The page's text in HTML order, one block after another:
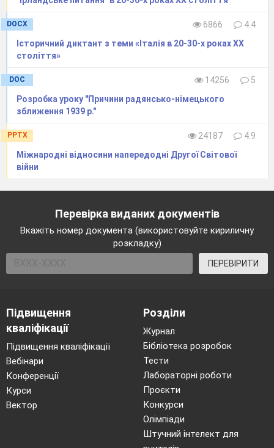
система
– система міжнародних
домовленостей, що визначала відносини у
світі після закінчення Першої світової війни.
Ким була установлена Версальсько-
Які договори становили правову основу
системи?
Жерменський, Нейіський, Тріанонський,
Севрський мирні договори та угоди,
дайте їм заголовки.
Досягнення
Суперечності
стабілізації.
Сприяла розрядці
післявоєнної
Оновила
Умови миру були
народів, що
призвело до
наростання
реваншистських
настроїв.
Не взято до уваги
реальні
можливості
переможених із
DOCX 6866
4.4
Історичний диктант з теми «Італія в 20-30-х роках ХХ
століття»
DOC 14256
5
Розробка уроку "Причини радянсько-німецького
зближення 1939 р."
PPTX 24187
4.9
Міжнародні відносини напередодні Другої Світової
війни
Перевірка виданих документів
Вкажіть номер документа (використовуйте кириличну
розкладку)
ПЕРЕВІРИТИ
Підвищення
кваліфікації
Підвищення кваліфікації
Вебінари
Конференції
Курси
Вектор
Розділи
Журнал
Бібліотека розробок
Тести
Лабораторні роботи
Проєкти
Конкурси
Олімпіади
Штучний інтелект для